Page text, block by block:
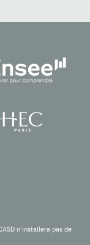
n'installera pas de